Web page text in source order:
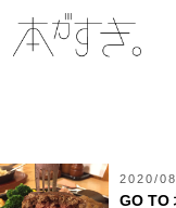
2020/
GO TO